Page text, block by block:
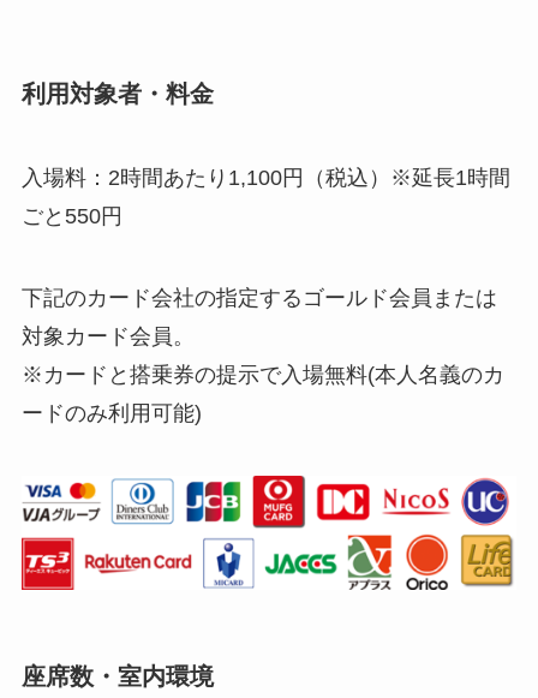
利用対象者・料金
入場料：2時間あたり1,100円（税込）※延長1時間
ごと550円
下記のカード会社の指定するゴールド会員または
対象カード会員。
※カードと搭乗券の提示で入場無料(本人名義のカ
ードのみ利用可能)
座席数・室内環境